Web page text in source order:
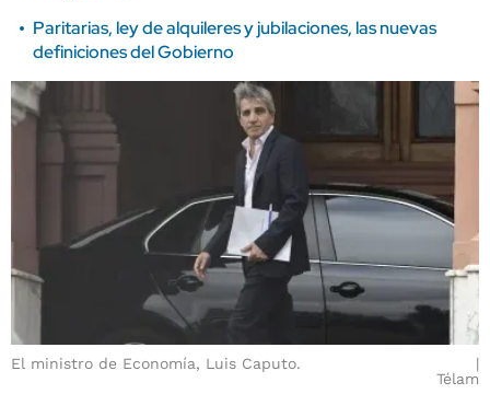
Paritarias, ley de alquileres y jubilaciones, las nuevas
definiciones del Gobierno
El ministro de Economía, Luis Caputo.
Télam